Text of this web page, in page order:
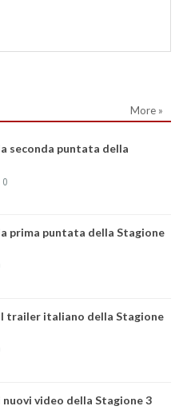
More »
seconda puntata della
0
prima puntata della Stagione
trailer italiano della Stagione
video della Stagione 3